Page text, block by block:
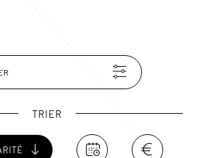
de village de pêcheurs : quelques
et des tables installées au bord
surtout manger du poisson frais.
TRIER